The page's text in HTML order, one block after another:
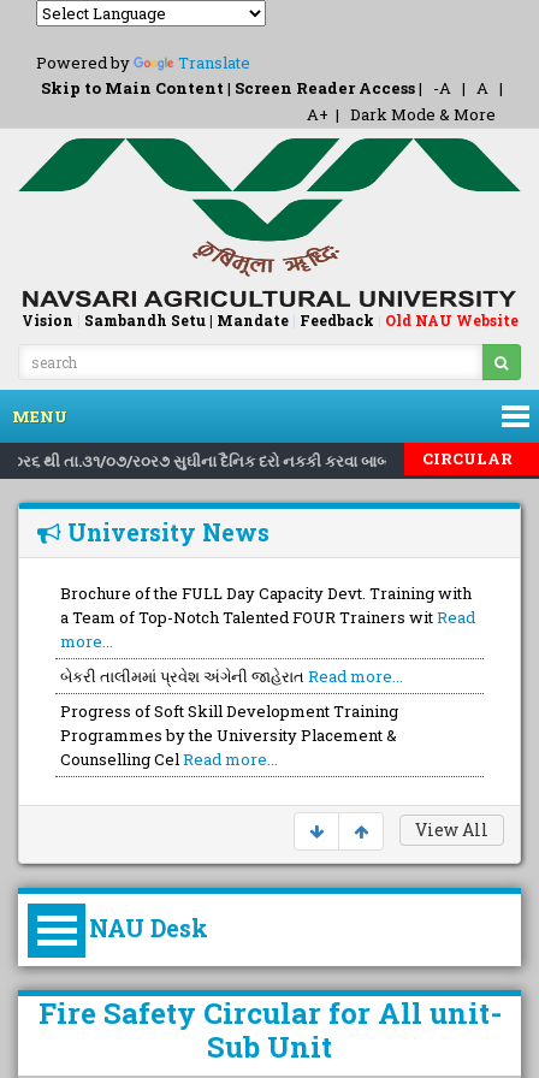
Powered by
Translate
Skip to Main Content | Screen Reader Access| -A | A |
A+ | Dark Mode & More
Vision | Sambandh Setu | Mandate| Feedback | Old NAU Website
MENU
થી તા.૩૧/૦૭/ર૦ર૭ સુઘીના દૈનિક દરો નકકી કરવા બાબત.. | |Inviting
CIRCULAR
University News
Brochure of the FULL Day Capacity Devt. Training with
a Team of Top-Notch Talented FOUR Trainers witRead
more...
બેકરી તાલીમમાં પ્રવેશ અંગેની જાહેરાત Read more...
Progress of Soft Skill Development Training
Programmes by the University Placement &
Counselling CelRead more...
View All
NAU Desk
કુલપતિની પરિવર્તનકારી પહેલનું
વિહંગાવલોકન (ઓક્ટોબર ૨૦૨૦-૨૦૨૫)
Fire Safety Circular for All unit-
Sub Unit